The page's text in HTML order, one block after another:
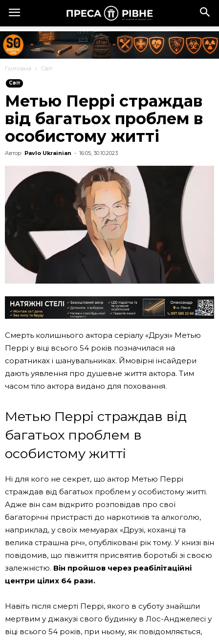
Головна Cвіт
Cвіт
Метью Перрі страждав
від багатьох проблем в
особистому житті
Автор: Pavlo Ukrainian - 16:05, 30.10.2023
Смерть колишнього актора серіалу «Друзі» Метью
Перрі у віці всього 54 років позначилася на
соратниках і шанувальниках. Ймовірні інсайдери
дають уявлення про душевне життя актора. Тим
часом тіло актора видано для поховання.
Метью Перрі страждав від
багатьох проблем в
особистому житті
Ні для кого не секрет, що актор Метью Перрі
страждав від багатьох проблем у особистому житті.
Адже він сам відкрито розповідав про свої
багаторічні пристрасті до наркотиків та алкоголю,
наприклад, у своїх мемуарах «Друзі, коханці та
велика страшна річ», опубліковані рік тому. У книзі він
повідомив, що півжиття присвятив боротьбі зі своєю
залежністю. Він пройшов через реабілітаційні
центри цілих 64 рази.
Навіть після смерті Перрі, якого в суботу знайшли
мертвим у джакузі свого будинку в Лос-Анджелесі у
віці всього 54 років, при ньому, як повідомляється,